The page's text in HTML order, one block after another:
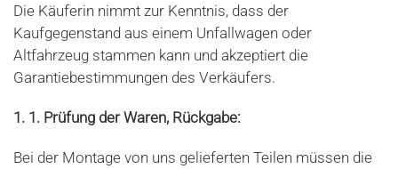
Die Käuferin nimmt zur Kenntnis, dass der
Kaufgegenstand aus einem Unfallwagen oder
Altfahrzeug stammen kann und akzeptiert die
Garantiebestimmungen des Verkäufers.
1. 1. Prüfung der Waren, Rückgabe:
Bei der Montage von uns gelieferten Teilen müssen die